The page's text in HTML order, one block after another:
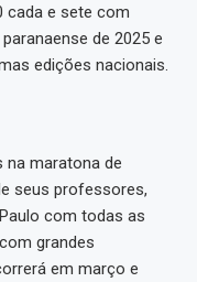
cada e sete com
de 2025 e
edições nacionais.
na maratona de
seus professores,
com todas as
grandes
em março e